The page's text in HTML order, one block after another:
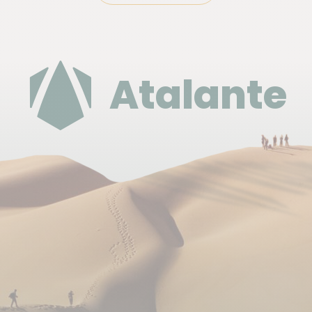
vegan strict, etc.) peuvent être plus difficiles à
Nous pouvons proposer des repas végétariens mais
le choix sera limité. Le régime végétariennes est
encore nouveau au Salvador, nous ferons notre
possible pour offrir de la variété. Nous ne
pouvons par contre pas prendre en compte des
régimes vegan ou sans gluten pour la complexité
de trouver une offre adaptée.
Tout au long du voyage, nous logeons dans de
pour leur ambiance conviviale, leur propreté et leur
Atalante